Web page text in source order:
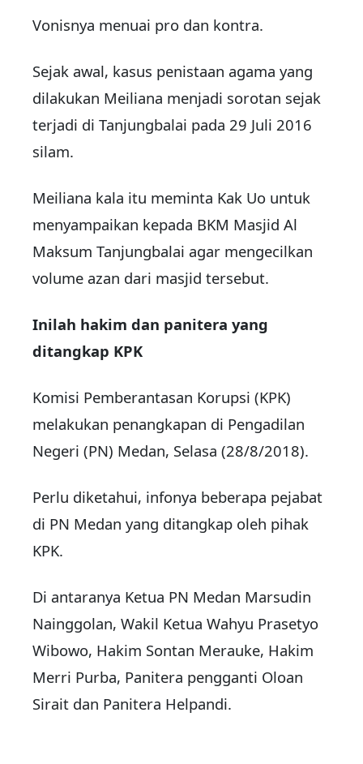
Vonisnya menuai pro dan kontra.
Sejak awal, kasus penistaan agama yang
dilakukan Meiliana menjadi sorotan sejak
terjadi di Tanjungbalai pada 29 Juli 2016
silam.
Meiliana kala itu meminta Kak Uo untuk
menyampaikan kepada BKM Masjid Al
Maksum Tanjungbalai agar mengecilkan
volume azan dari masjid tersebut.
Inilah hakim dan panitera yang
ditangkap KPK
Komisi Pemberantasan Korupsi (KPK)
melakukan penangkapan di Pengadilan
Negeri (PN) Medan, Selasa (28/8/2018).
Perlu diketahui, infonya beberapa pejabat
di PN Medan yang ditangkap oleh pihak
KPK.
Di antaranya Ketua PN Medan Marsudin
Nainggolan, Wakil Ketua Wahyu Prasetyo
Wibowo, Hakim Sontan Merauke, Hakim
Merri Purba, Panitera pengganti Oloan
Sirait dan Panitera Helpandi.